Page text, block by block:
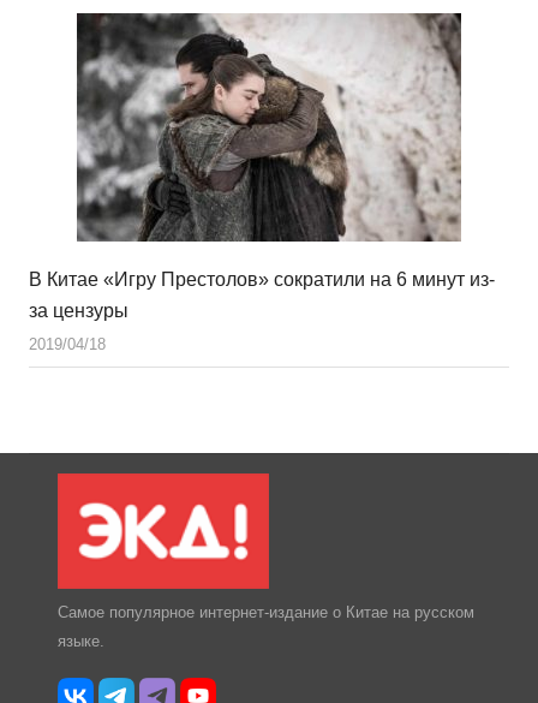
В Китае «Игру Престолов» сократили на 6 минут из-
за цензуры
2019/04/18
Самое популярное интернет-издание о Китае на русском
языке.